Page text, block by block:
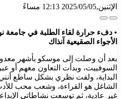
الإثنين,2025/05/05 12:13 مساءً
• دفء حرارة لقاء الطلبة في
الأجواء الصقيعية آنذاك
بعد أن وصلت إلى موسكو بأشهر
السوفييت، وبدأت التعاون معهم
البداية، ولفت نظري بشكل ساطع
الشاغل هو القراءة، وشعب محب
غير عادية، ثم توسعت نشاطاتي